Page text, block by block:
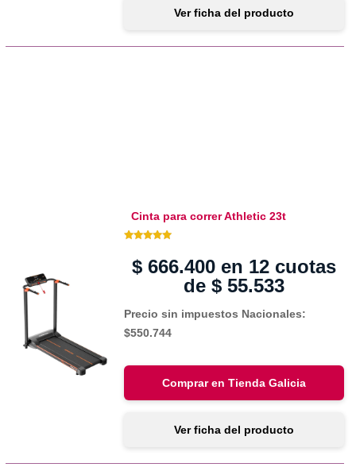
Ver ficha del producto
Cinta para correr Athletic 23t
$ 666.400 en 12 cuotas
de$ 55.533
Precio sin impuestos Nacionales:
$550.744
Comprar en Tienda Galicia
Ver ficha del producto